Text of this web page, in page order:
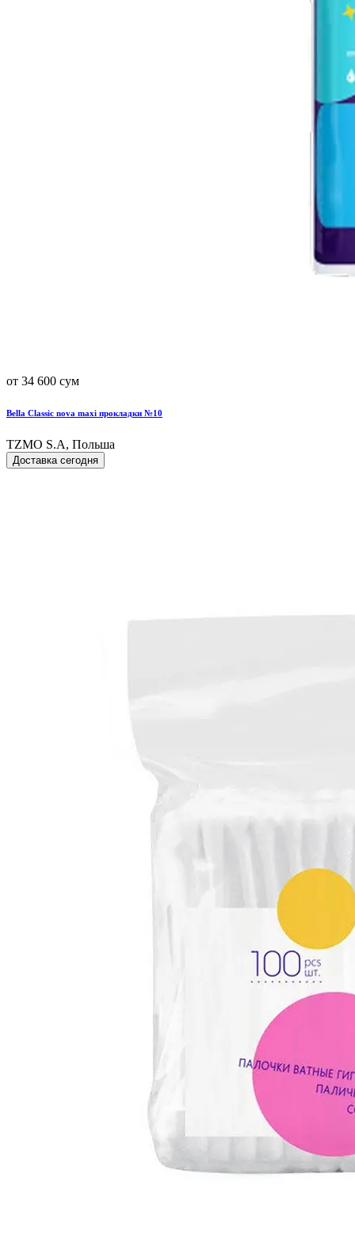
от 34 600 сум
Bella Classic nova maxi прокладки №10
TZMO S.A, Польша
Доставка сегодня